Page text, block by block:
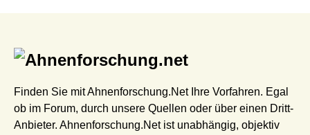
Finden Sie mit Ahnenforschung.Net Ihre Vorfahren. Egal
ob im Forum, durch unsere Quellen oder über einen Dritt-
Anbieter. Ahnenforschung.Net ist unabhängig, objektiv